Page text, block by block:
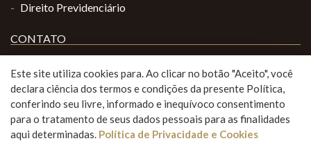
Este site utiliza cookies para. Ao clicar no botão "Aceito", você
declara ciência dos termos e condições da presente Política,
conferindo seu livre, informado e inequívoco consentimento
para o tratamento de seus dados pessoais para as finalidades
aqui determinadas. Política de Privacidade e Cookies
Direito Previdenciário
CONTATO
Avenida Guido Caloi, nº 1.000
Unidade E - Condomínio Panamerica Park - Bloco 5
Bairro Jardim São Luís - São Paulo/SP - CEP 05802-140
(11) 3202 2863
juridico@aurelianosantos.com.br